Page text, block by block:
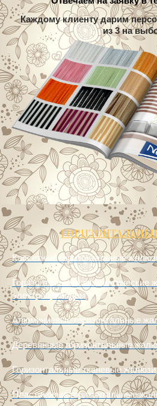
Каждому клиенту дарим
из 3 на
Кассетные горизонтальные
Горизонтальные автоматические
электроприводом
Алюминиевые горизонтальные
Деревянные горизонтальные
Горизонтальные тканевые жалюзи
Пластиковые горизонтальные